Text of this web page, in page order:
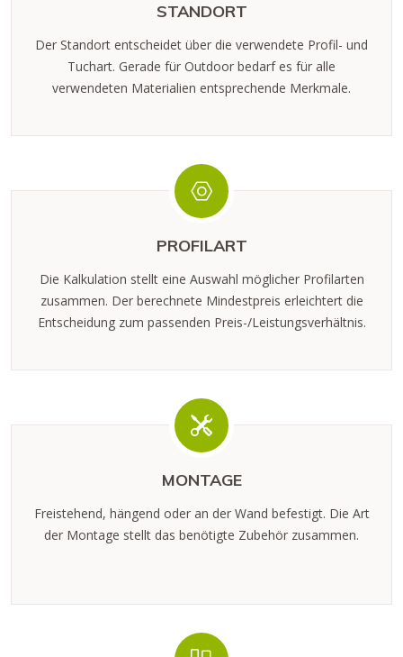
STANDORT
Der Standort entscheidet über die verwendete Profil- und
Tuchart. Gerade für Outdoor bedarf es für alle
verwendeten Materialien entsprechende Merkmale.
PROFILART
Die Kalkulation stellt eine Auswahl möglicher Profilarten
zusammen. Der berechnete Mindestpreis erleichtert die
Entscheidung zum passenden Preis-/Leistungsverhältnis.
MONTAGE
Freistehend, hängend oder an der Wand befestigt. Die Art
der Montage stellt das benötigte Zubehör zusammen.